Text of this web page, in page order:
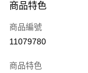
信用卡一次付款
信用卡分期付款
合作金庫商業銀行
6 期 0 利率 每期
商品特色
商品編號
11079780
商品特色